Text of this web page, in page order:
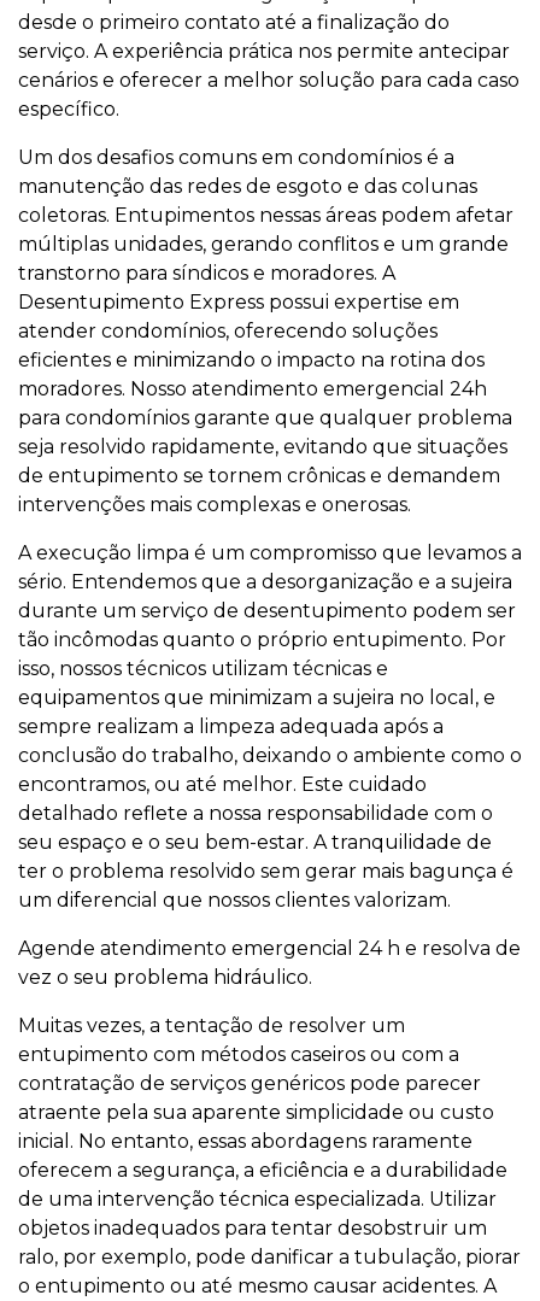
desde o primeiro contato até a finalização do
serviço. A experiência prática nos permite antecipar
cenários e oferecer a melhor solução para cada caso
específico.
Um dos desafios comuns em condomínios é a
manutenção das redes de esgoto e das colunas
coletoras. Entupimentos nessas áreas podem afetar
múltiplas unidades, gerando conflitos e um grande
transtorno para síndicos e moradores. A
Desentupimento Express possui expertise em
atender condomínios, oferecendo soluções
eficientes e minimizando o impacto na rotina dos
moradores. Nosso atendimento emergencial 24h
para condomínios garante que qualquer problema
seja resolvido rapidamente, evitando que situações
de entupimento se tornem crônicas e demandem
intervenções mais complexas e onerosas.
A execução limpa é um compromisso que levamos a
sério. Entendemos que a desorganização e a sujeira
durante um serviço de desentupimento podem ser
tão incômodas quanto o próprio entupimento. Por
isso, nossos técnicos utilizam técnicas e
equipamentos que minimizam a sujeira no local, e
sempre realizam a limpeza adequada após a
conclusão do trabalho, deixando o ambiente como o
encontramos, ou até melhor. Este cuidado
detalhado reflete a nossa responsabilidade com o
seu espaço e o seu bem-estar. A tranquilidade de
ter o problema resolvido sem gerar mais bagunça é
um diferencial que nossos clientes valorizam.
Agende atendimento emergencial 24 h e resolva de
vez o seu problema hidráulico.
Muitas vezes, a tentação de resolver um
entupimento com métodos caseiros ou com a
contratação de serviços genéricos pode parecer
atraente pela sua aparente simplicidade ou custo
inicial. No entanto, essas abordagens raramente
oferecem a segurança, a eficiência e a durabilidade
de uma intervenção técnica especializada. Utilizar
objetos inadequados para tentar desobstruir um
ralo, por exemplo, pode danificar a tubulação, piorar
o entupimento ou até mesmo causar acidentes. A